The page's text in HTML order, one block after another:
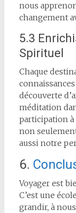
nous
changement
5.3
Spirituel
Chaque
découverte
méditation
participation
non
aussi notre
6.
Voyager est
C’est une
grandir, à